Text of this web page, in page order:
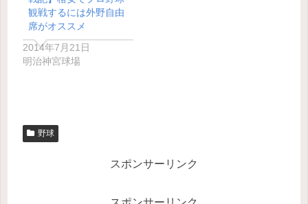
観戦するには外野自由
席がオススメ
2014年7月21日
明治神宮球場
野球
スポンサーリンク